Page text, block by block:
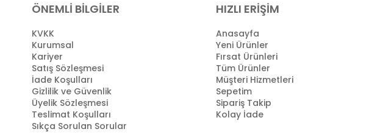
ÖNEMLİ BİLGİLER
KVKK
Kurumsal
Kariyer
Satış Sözleşmesi
İade Koşulları
Gizlilik ve Güvenlik
Üyelik Sözleşmesi
Teslimat Koşulları
Sıkça Sorulan Sorular
HIZLI ERİŞİM
Anasayfa
Yeni Ürünler
Fırsat Ürünleri
Tüm Ürünler
Müşteri Hizmetleri
Sepetim
Sipariş Takip
Kolay İade